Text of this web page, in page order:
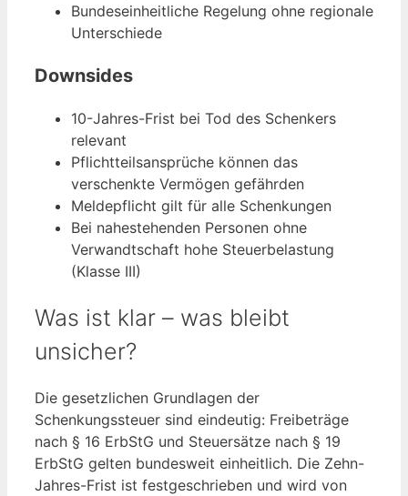
Bundeseinheitliche Regelung ohne regionale
Unterschiede
Downsides
10-Jahres-Frist bei Tod des Schenkers
relevant
Pflichtteilsansprüche können das
verschenkte Vermögen gefährden
Meldepflicht gilt für alle Schenkungen
Bei nahestehenden Personen ohne
Verwandtschaft hohe Steuerbelastung
(Klasse III)
Was ist klar – was bleibt
unsicher?
Die gesetzlichen Grundlagen der
Schenkungssteuer sind eindeutig: Freibeträge
nach § 16 ErbStG und Steuersätze nach § 19
ErbStG gelten bundesweit einheitlich. Die Zehn-
Jahres-Frist ist festgeschrieben und wird von